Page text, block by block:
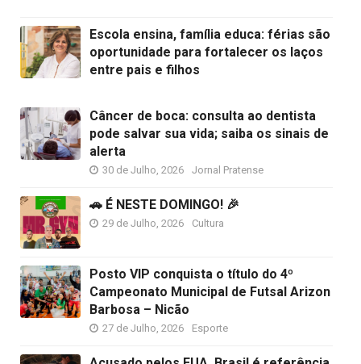
Escola ensina, família educa: férias são
oportunidade para fortalecer os laços
entre pais e filhos
Câncer de boca: consulta ao dentista
pode salvar sua vida; saiba os sinais de
alerta
30 de Julho, 2026 Jornal Pratense
🚗 É NESTE DOMINGO! 🎉
29 de Julho, 2026 Cultura
Posto VIP conquista o título do 4º
Campeonato Municipal de Futsal Arizon
Barbosa – Nicão
27 de Julho, 2026 Esporte